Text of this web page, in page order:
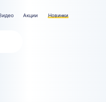
Акции Новинки